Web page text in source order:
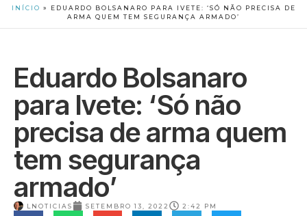
INÍCIO »
EDUARDO BOLSANARO PARA IVETE: ‘SÓ NÃO PRECISA DE
ARMA QUEM TEM SEGURANÇA ARMADO’
Eduardo Bolsanaro
para Ivete: ‘Só não
precisa de arma quem
tem segurança
armado’
LNOTICIAS SETEMBRO 13, 2022 2:42 PM